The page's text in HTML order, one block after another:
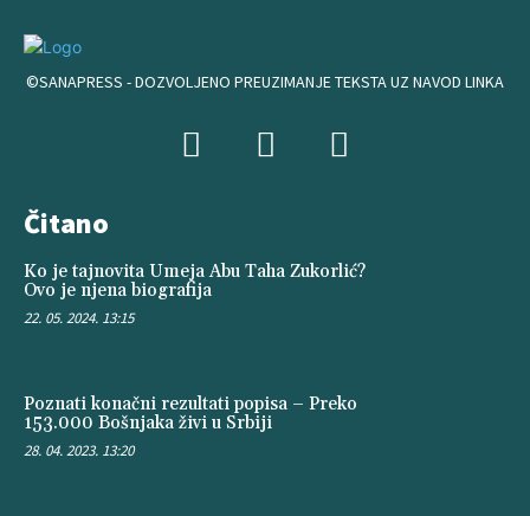
©SANAPRESS - DOZVOLJENO PREUZIMANJE TEKSTA UZ NAVOD LINKA
Čitano
Ko je tajnovita Umeja Abu Taha Zukorlić?
Ovo je njena biografija
22. 05. 2024. 13:15
Poznati konačni rezultati popisa – Preko
153.000 Bošnjaka živi u Srbiji
28. 04. 2023. 13:20